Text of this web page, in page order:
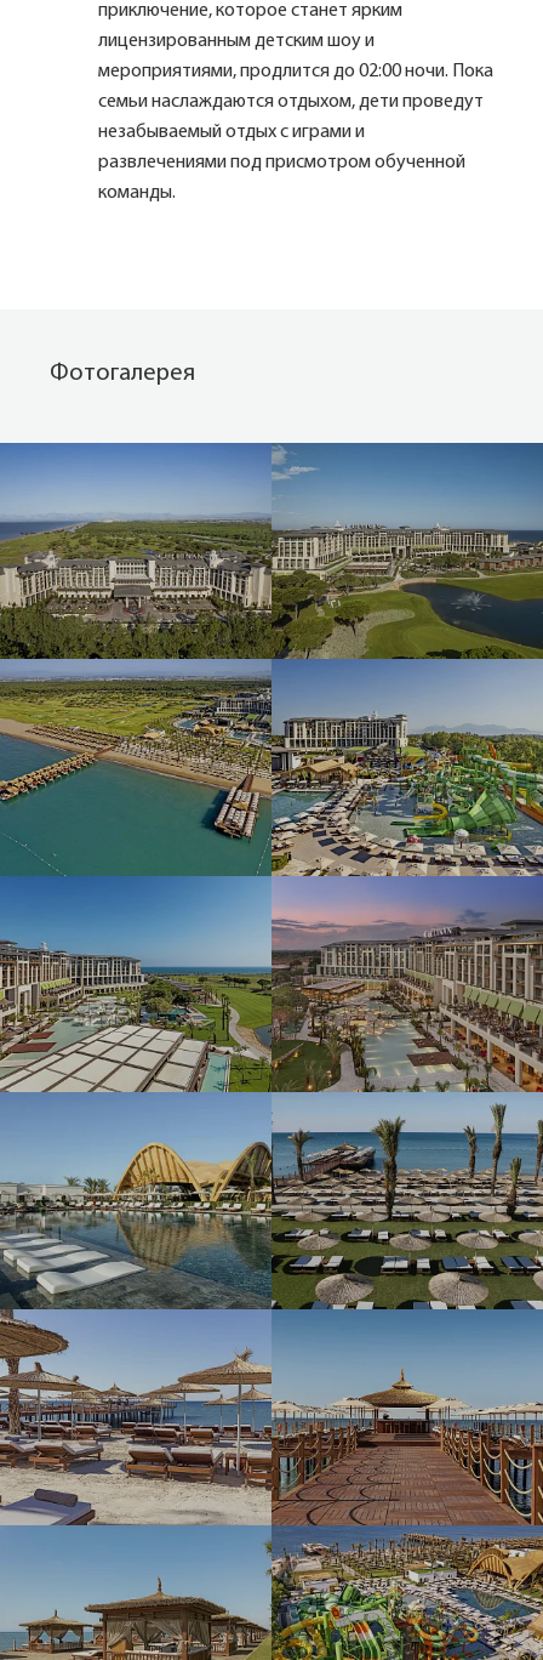
приключение, которое станет ярким
лицензированным детским шоу и
мероприятиями, продлится до 02:00 ночи. Пока
семьи наслаждаются отдыхом, дети проведут
незабываемый отдых с играми и
развлечениями под присмотром обученной
команды.
Фотогалерея